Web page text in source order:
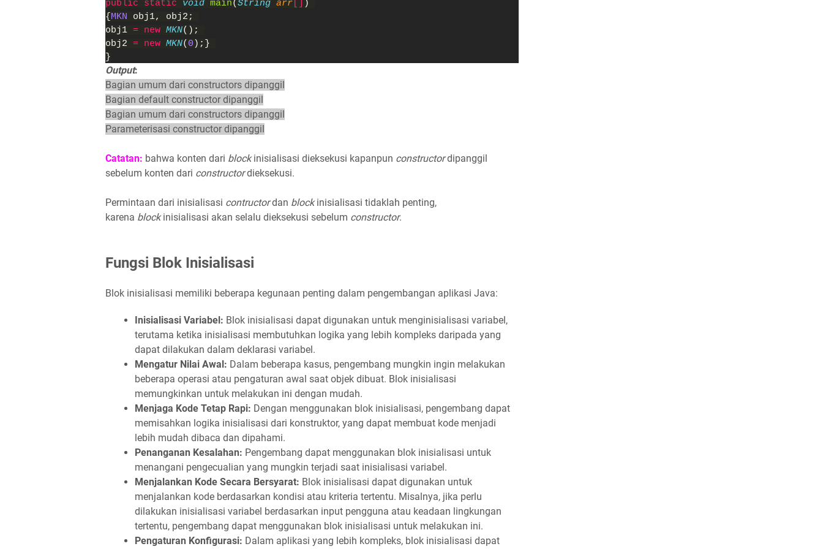
public static void main(String arr [] )
{MKN obj1, obj2;
obj1 = new MKN();
obj2 = new MKN(0);}
}
Output:
Bagian umum dari constructors dipanggil
Bagian default constructor dipanggil
Bagian umum dari constructors dipanggil
Parameterisasi constructor dipanggil
Catatan: bahwa konten dari blockinisialisasi dieksekusi kapanpun constructordipanggil
sebelum konten dari constructordieksekusi.
Permintaan dari inisialisasi contructordan blockinisialisasi tidaklah penting,
karena blockinisialisasi akan selalu dieksekusi sebelum constructor.
Fungsi Blok Inisialisasi
Blok inisialisasi memiliki beberapa kegunaan penting dalam pengembangan aplikasi Java:
Inisialisasi Variabel: Blok inisialisasi dapat digunakan untuk menginisialisasi variabel,
terutama ketika inisialisasi membutuhkan logika yang lebih kompleks daripada yang
dapat dilakukan dalam deklarasi variabel.
Mengatur Nilai Awal: Dalam beberapa kasus, pengembang mungkin ingin melakukan
beberapa operasi atau pengaturan awal saat objek dibuat. Blok inisialisasi
memungkinkan untuk melakukan ini dengan mudah.
Menjaga Kode Tetap Rapi: Dengan menggunakan blok inisialisasi, pengembang dapat
memisahkan logika inisialisasi dari konstruktor, yang dapat membuat kode menjadi
lebih mudah dibaca dan dipahami.
Penanganan Kesalahan: Pengembang dapat menggunakan blok inisialisasi untuk
menangani pengecualian yang mungkin terjadi saat inisialisasi variabel.
Menjalankan Kode Secara Bersyarat: Blok inisialisasi dapat digunakan untuk
menjalankan kode berdasarkan kondisi atau kriteria tertentu. Misalnya, jika perlu
dilakukan inisialisasi variabel berdasarkan input pengguna atau keadaan lingkungan
tertentu, pengembang dapat menggunakan blok inisialisasi untuk melakukan ini.
Pengaturan Konfigurasi: Dalam aplikasi yang lebih kompleks, blok inisialisasi dapat